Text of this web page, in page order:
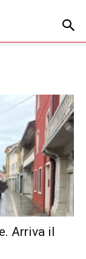
Arriva il